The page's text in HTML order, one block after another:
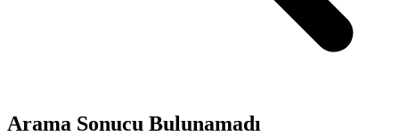
Arama Sonucu Bulunamadı